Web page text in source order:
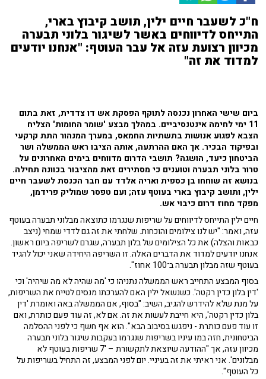
ח"כ לשעבר חיים ילין, תושב קיבוץ בארי,
התייחס לדיווחים באשר לשיגור בלוני תבערה
מכיוון רצועת עזה אל עבר העוטף: "אנחנו יודעים
למדוד את זה"
ביום שישי האחרון נכנסה לתוקף הפסקת אש דו צדדית, זאת בתום
11 ימי לחימה אינטנסיביים. במהלך מבצע 'שומר החומות' הצליח
הצבא לפגוע אנושות בתשתיות החמאס, במערך המנהור התת קרקעי
ובפיקוד הבכיר. אך האם ההרתעה, אותה הציבו ראש הממשלה ושר
הביטחון כיעד, הושגה? תושבי הדרום מדווחים בימים האחרונים על
טרור בלוני תבערה וטוענים כי מסתירים זאת מהציבור בכוונה תחילה.
בנושא זה שוחחו בן כספית ואריה אלדד עם חבר הכנסת לשעבר חיים
ילין, ותושב קיבוץ בארי בעוטף עזה; ועם טפסר שמוליק פרידמן,
מפקד מחוז דרום כיבוי אש.
חיים ילין התייחס לדיווחים על שריפות שנגרמו כתוצאה מבלוני תבערה בעוטף
עזה, ואמר: "יש לנו צילומים והוכחות. שלחתי את זה גם לדדי שמחי (ניצב
כבאות והצלה) את כל הצילומים של בלון תבערה, שגרם לשריפה ביום ראשון.
אנחנו יודעים למדוד את הדברים האלה. זו השריפה היחידה שאני יכול להגיד
בעוטף שזה מבלון תבערה ב־100 אחוז".
בסוף המבצע התחייב ראש הממשלה נתניהו כי 'מה שהיה לא מה שיהיה' וכי
'דין בלון כדין רקטה'. כשנשאל ילין האם להערכתו מנסים לטייח את השריפות,
על מנת שלא להידרש להגיב, השיב: "בסוף, אם הממשלה באה ואומרת 'דין
בלון כדין רקטה', היא חייבת לעשות את זה. אם לא, זה עוד פעם כותרת, ואם
זו עוד פעם כותרת - ניפגש בסיבוב הבא". הוא אף חשף כי לפני ההסלמה
הביטחונית, חזה במו עיניו בשריפות שנגרמו בעקבות שיגור בלוני תבערה
מכיוון עזה, אך "ההודעה שיוצאת לתקשורת – '7 שריפות בעוטף לא
מבלונים'. אני ראיתי את זה בעיניי. יום לפני המבצע, זה התחיל בשריפות על
כל העוטף".